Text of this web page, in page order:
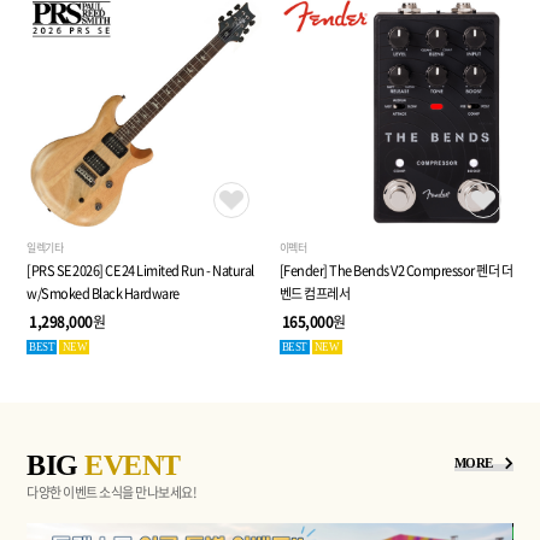
일렉기타
[PRS SE 2026] CE 24 Limited Run - Natural
w/Smoked Black Hardware
1,298,000원
BEST NEW
이펙터
[Fender] The Bends V2 Compressor 펜더 더
벤드 컴프레서
165,000원
BEST NEW
BIGEVENT MORE
다양한 이벤트 소식을 만나보세요!